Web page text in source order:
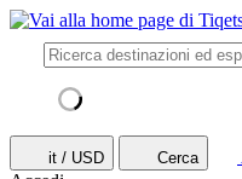
it / USD Cerca